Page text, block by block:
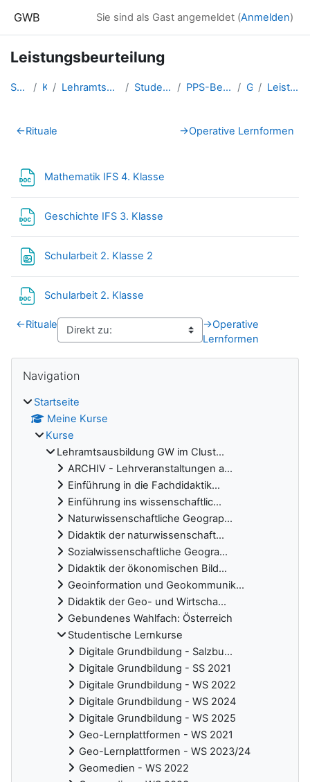
GWB Sie sind als Gast angemeldet (Anmelden)
Leistungsbeurteilung
Startseite Kurse Lehramtsausbildung GW im Clust... Studentische Lernkurse PPS-Begleitung PD SS 2024 Granig Leistungsbeurteilung
Abschnittsübersicht
←Rituale →Operative Lernformen
Mathematik IFS 4. Klasse
Geschichte IFS 3. Klasse
Schularbeit 2. Klasse 2
Schularbeit 2. Klasse
←Rituale →Operative
Lernformen
Navigation
Startseite
Meine Kurse
Kurse
Lehramtsausbildung GW im Clust...
ARCHIV - Lehrveranstaltungen a...
Einführung in die Fachdidaktik...
Einführung ins wissenschaftlic...
Naturwissenschaftliche Geograp...
Didaktik der naturwissenschaft...
Sozialwissenschaftliche Geogra...
Didaktik der ökonomischen Bild...
Geoinformation und Geokommunik...
Didaktik der Geo- und Wirtscha...
Gebundenes Wahlfach: Österreich
Studentische Lernkurse
Digitale Grundbildung - Salzbu...
Digitale Grundbildung - SS 2021
Digitale Grundbildung - WS 2022
Digitale Grundbildung - WS 2024
Digitale Grundbildung - WS 2025
Geo-Lernplattformen - WS 2021
Geo-Lernplattformen - WS 2023/24
Geomedien - WS 2022